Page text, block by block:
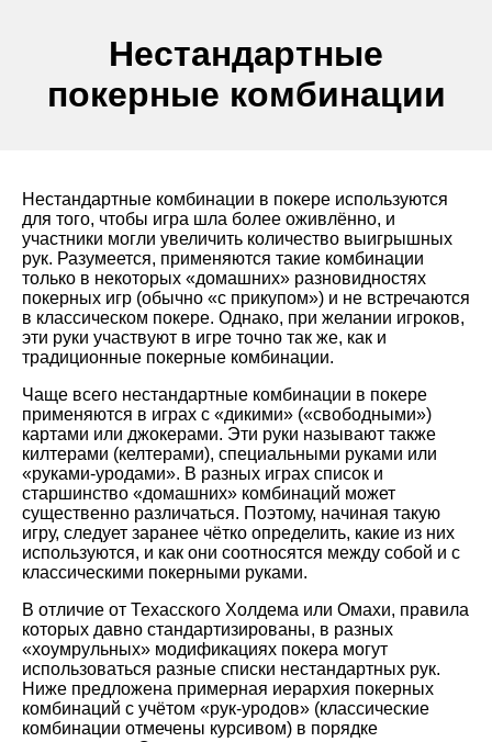
Нестандартные
покерные комбинации
Нестандартные комбинации в покере используются
для того, чтобы игра шла более оживлённо, и
участники могли увеличить количество выигрышных
рук. Разумеется, применяются такие комбинации
только в некоторых «домашних» разновидностях
покерных игр (обычно «с прикупом») и не встречаются
в классическом покере. Однако, при желании игроков,
эти руки участвуют в игре точно так же, как и
традиционные покерные комбинации.
Чаще всего нестандартные комбинации в покере
применяются в играх с «дикими» («свободными»)
картами или джокерами. Эти руки называют также
килтерами (келтерами), специальными руками или
«руками-уродами». В разных играх список и
старшинство «домашних» комбинаций может
существенно различаться. Поэтому, начиная такую
игру, следует заранее чётко определить, какие из них
используются, и как они соотносятся между собой и с
классическими покерными руками.
В отличие от Техасского Холдема или Омахи, правила
которых давно стандартизированы, в разных
«хоумрульных» модификациях покера могут
использоваться разные списки нестандартных рук.
Ниже предложена примерная иерархия покерных
комбинаций с учётом «рук-уродов» (классические
комбинации отмечены курсивом) в порядке